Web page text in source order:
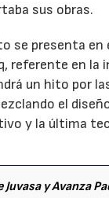
sus obras.
se presenta en
referente en la
un hito por
el
y la última
Juvasa y Avanza